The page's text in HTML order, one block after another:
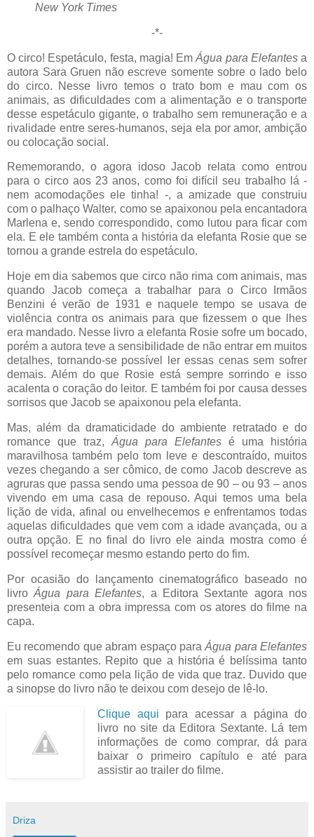
New York Times
-*-
O circo! Espetáculo, festa, magia! EmÁgua para Elefantesa
autora Sara Gruen não escreve somente sobre o lado belo
do circo. Nesse livro temos o trato bom e mau com os
animais, as dificuldades com a alimentação e o transporte
desse espetáculo gigante, o trabalho sem remuneração e a
rivalidade entre seres-humanos, seja ela por amor, ambição
ou colocação social.
Rememorando, o agora idoso Jacob relata como entrou
para o circo aos 23 anos, como foi difícil seu trabalho lá -
nem acomodações ele tinha! -, a amizade que construiu
com o palhaço Walter, como se apaixonou pela encantadora
Marlena e, sendo correspondido, como lutou para ficar com
ela. E ele também conta a história da elefanta Rosie que se
tornou a grande estrela do espetáculo.
Hoje em dia sabemos que circo não rima com animais, mas
quando Jacob começa a trabalhar para o Circo Irmãos
Benzini é verão de 1931 e naquele tempo se usava de
violência contra os animais para que fizessem o que lhes
era mandado. Nesse livro a elefanta Rosie sofre um bocado,
porém a autora teve a sensibilidade de não entrar em muitos
detalhes, tornando-se possível ler essas cenas sem sofrer
demais. Além do que Rosie está sempre sorrindo e isso
acalenta o coração do leitor. E também foi por causa desses
sorrisos que Jacob se apaixonou pela elefanta.
Mas, além da dramaticidade do ambiente retratado e do
romance que traz, Água para Elefantes é uma história
maravilhosa também pelo tom leve e descontraído, muitos
vezes chegando a ser cômico, de como Jacob descreve as
agruras que passa sendo uma pessoa de 90 – ou 93 – anos
vivendo em uma casa de repouso. Aqui temos uma bela
lição de vida, afinal ou envelhecemos e enfrentamos todas
aquelas dificuldades que vem com a idade avançada, ou a
outra opção. E no final do livro ele ainda mostra como é
possível recomeçar mesmo estando perto do fim.
Por ocasião do lançamento cinematográfico baseado no
livroÁgua para Elefantes, a Editora Sextante agora nos
presenteia com a obra impressa com os atores do filme na
capa.
Eu recomendo que abram espaço paraÁgua para Elefantes
em suas estantes. Repito que a história é belíssima tanto
pelo romance como pela lição de vida que traz. Duvido que
a sinopse do livro não te deixou com desejo de lê-lo.
Clique aqui para acessar a página do
livro no site da Editora Sextante. Lá tem
informações de como comprar, dá para
baixar o primeiro capítulo e até para
assistir ao trailer do filme.
Driza